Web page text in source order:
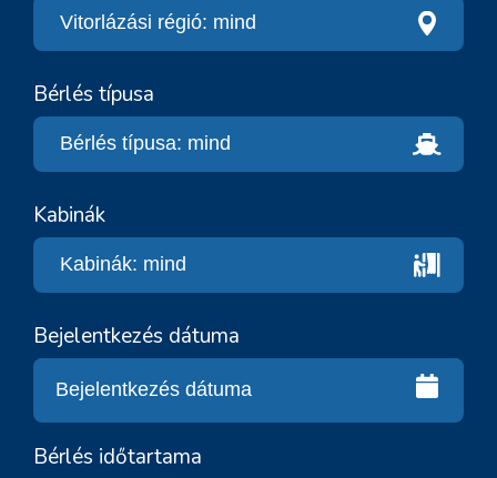
Bérlés típusa
Kabinák
Bejelentkezés dátuma
Bérlés időtartama